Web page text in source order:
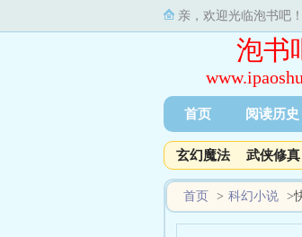
亲，欢迎光临泡书吧！
泡书
首页 阅读历史
玄幻魔法 武侠修真
首页 > 科幻小说 >